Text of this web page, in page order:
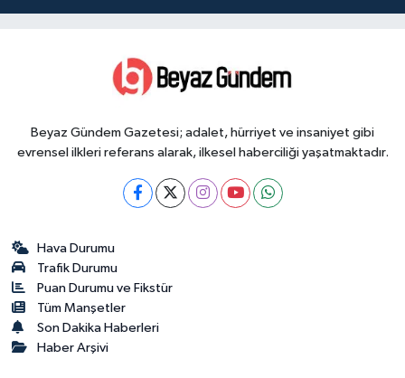
Beyaz Gündem Gazetesi; adalet, hürriyet ve insaniyet gibi
evrensel ilkleri referans alarak, ilkesel haberciliği yaşatmaktadır.
Hava Durumu
Trafik Durumu
Puan Durumu ve Fikstür
Tüm Manşetler
Son Dakika Haberleri
Haber Arşivi